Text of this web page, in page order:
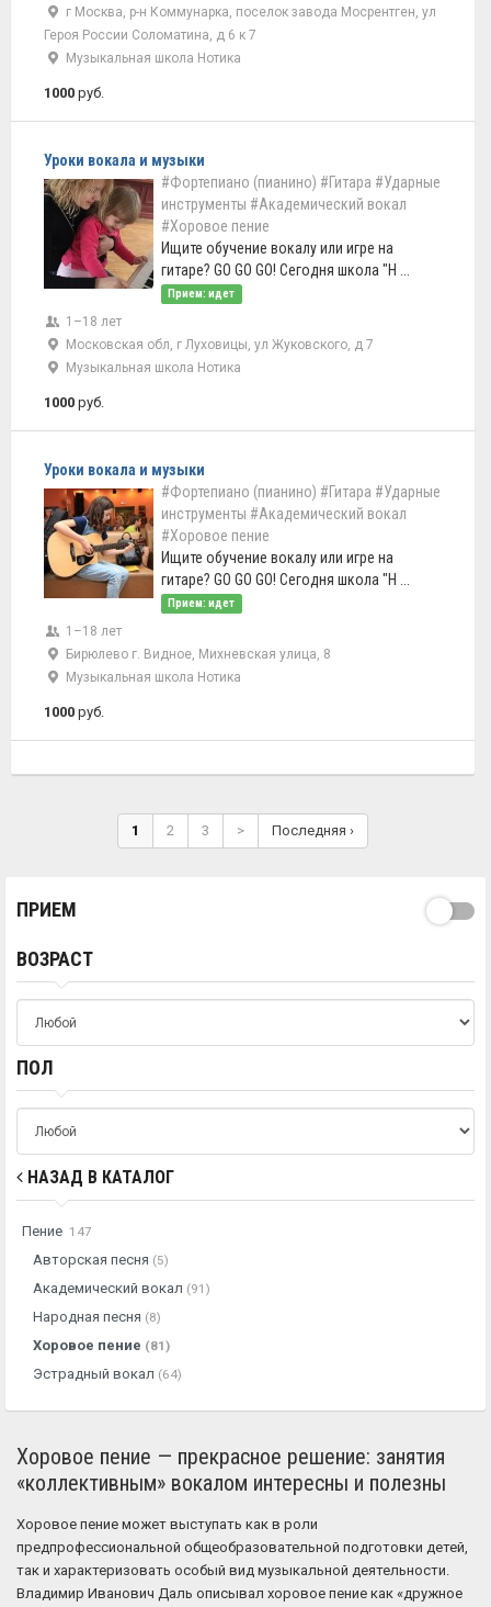
г Москва, р-н Коммунарка, поселок завода Мосрентген, ул
Героя России Соломатина, д 6 к 7
Музыкальная школа Нотика
1000 руб.
Уроки вокала и музыки
#Фортепиано (пианино) #Гитара #Ударные
инструменты #Академический вокал
#Хоровое пение
Ищите обучение вокалу или игре на
гитаре? GO GO GO! Сегодня школа "Н ...
Прием: идет
1–18 лет
Московская обл, г Луховицы, ул Жуковского, д 7
Музыкальная школа Нотика
1000 руб.
Уроки вокала и музыки
#Фортепиано (пианино) #Гитара #Ударные
инструменты #Академический вокал
#Хоровое пение
Ищите обучение вокалу или игре на
гитаре? GO GO GO! Сегодня школа "Н ...
Прием: идет
1–18 лет
Бирюлево г. Видное, Михневская улица, 8
Музыкальная школа Нотика
1000 руб.
1 2 3 > Последняя ›
ПРИЕМ
ВОЗРАСТ
ПОЛ
НАЗАД В КАТАЛОГ
Пение 147
Авторская песня (5)
Академический вокал (91)
Народная песня (8)
Хоровое пение (81)
Эстрадный вокал (64)
Хоровое пение — прекрасное решение: занятия
«коллективным» вокалом интересны и полезны
Хоровое пение может выступать как в роли
предпрофессиональной общеобразовательной подготовки детей,
так и характеризовать особый вид музыкальной деятельности.
Владимир Иванович Даль описывал хоровое пение как «дружное